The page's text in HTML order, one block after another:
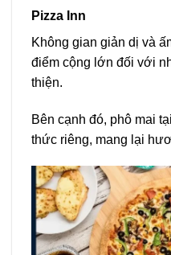
Pizza Inn
Không gian giản dị và
điểm cộng lớn đối với
thiện.
Bên cạnh đó, phô mai
thức riêng, mang lại